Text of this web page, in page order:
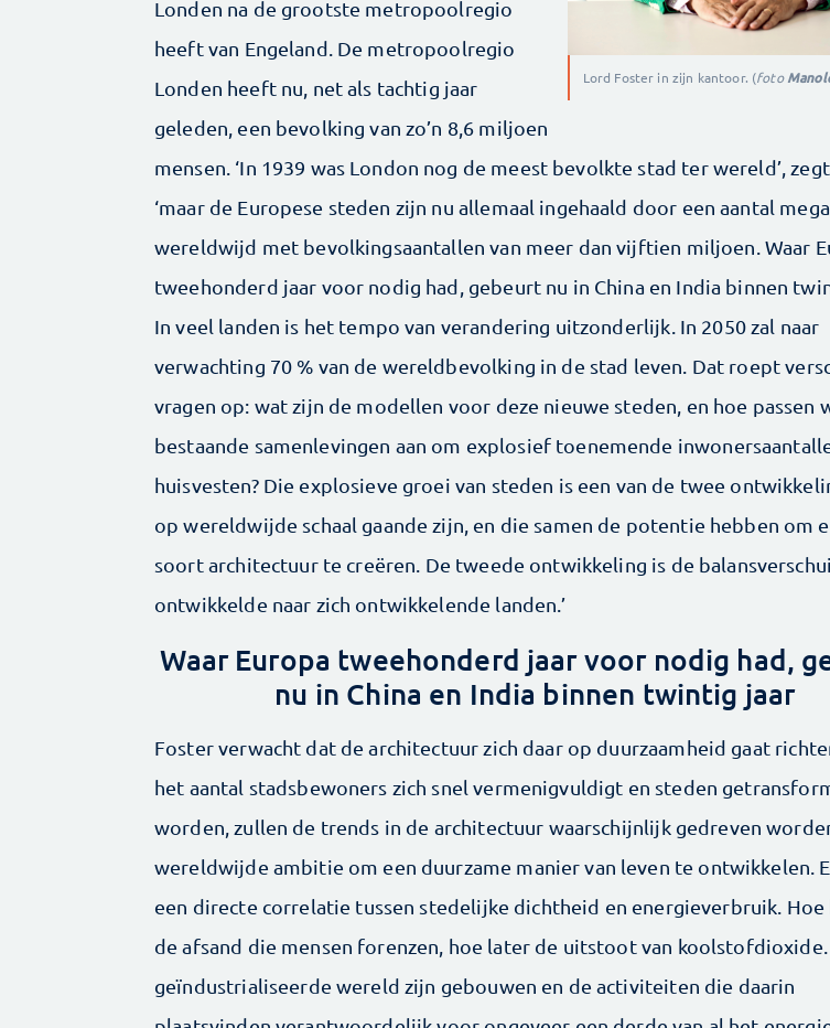
Lord Foster in zijn kantoor. (foto
Londen na de grootste metropoolregio
heeft van Engeland. De metropoolregio
Londen heeft nu, net als tachtig jaar
geleden, een bevolking van zo’n 8,6 miljoen
mensen. ‘In 1939 was London nog de meest bevolkte stad ter wereld’,
‘maar de Europese steden zijn nu allemaal ingehaald door een aantal
wereldwijd met bevolkingsaantallen van meer dan vijftien miljoen. Waar
tweehonderd jaar voor nodig had, gebeurt nu in China en India binnen
In veel landen is het tempo van verandering uitzonderlijk. In 2050 zal naar
verwachting 70 % van de wereldbevolking in de stad leven. Dat roept
vragen op: wat zijn de modellen voor deze nieuwe ­steden, en hoe passen
bestaande samenlevingen aan om explosief toenemende
huisvesten? Die explosieve groei van steden is een van de twee
op wereldwijde schaal gaande zijn, en die samen de potentie hebben om
soort architectuur te creëren. De tweede ontwikkeling is de
ontwikkelde naar zich ontwikkelende landen.’
Waar Europa tweehonderd jaar voor nodig had,
nu in China en India binnen twintig jaar
Foster verwacht dat de architectuur zich daar op duurzaamheid gaat
het aantal stadsbewoners zich snel vermenigvuldigt en steden
worden, zullen de trends in de architectuur waarschijnlijk gedreven
wereldwijde ambitie om een duurzame manier van leven te ontwikkelen.
een directe correlatie tussen stedelijke dichtheid en energieverbruik.
de afsand die mensen forenzen, hoe later de uitstoot van koolstofdioxide.
geïndustrialiseerde wereld zijn gebouwen en de activiteiten die daarin